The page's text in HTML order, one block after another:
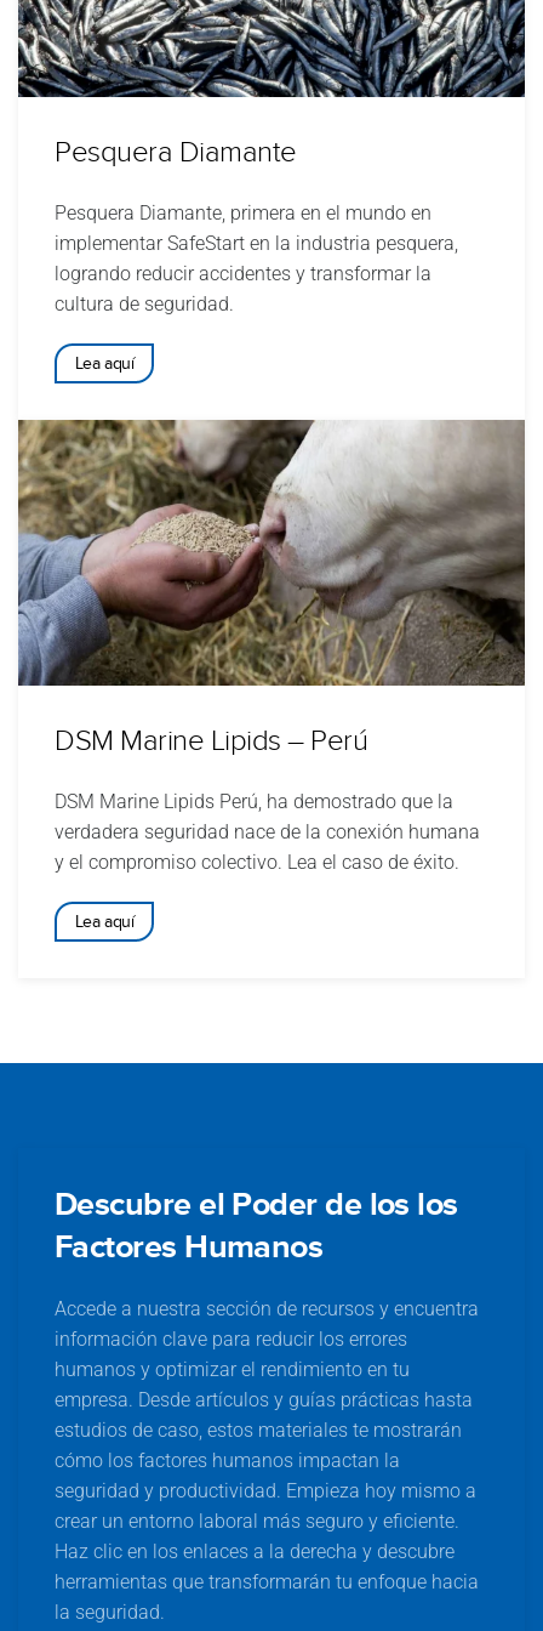
Pesquera Diamante
Pesquera Diamante, primera en el mundo en
implementar SafeStart en la industria pesquera,
logrando reducir accidentes y transformar la
cultura de seguridad.
Lea aquí
DSM Marine Lipids – Perú
DSM Marine Lipids Perú, ha demostrado que la
verdadera seguridad nace de la conexión humana
y el compromiso colectivo. Lea el caso de éxito.
Lea aquí
Descubre el Poder de los los
Factores Humanos
Accede a nuestra sección de recursos y encuentra
información clave para reducir los errores
humanos y optimizar el rendimiento en tu
empresa. Desde artículos y guías prácticas hasta
estudios de caso, estos materiales te mostrarán
cómo los factores humanos impactan la
seguridad y productividad. Empieza hoy mismo a
crear un entorno laboral más seguro y eficiente.
Haz clic en los enlaces a la derecha y descubre
herramientas que transformarán tu enfoque hacia
la seguridad.